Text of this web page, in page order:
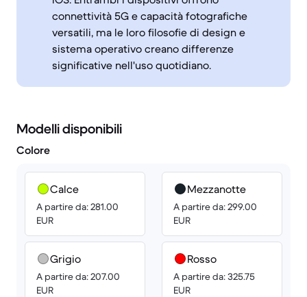
connettività 5G e capacità fotografiche
versatili, ma le loro filosofie di design e
sistema operativo creano differenze
significative nell'uso quotidiano.
Modelli disponibili
Colore
Calce
A partire da: 281.00
EUR
Grigio
A partire da: 207.00
EUR
Mezzanotte
A partire da: 299.00
EUR
Rosso
A partire da: 325.75
EUR